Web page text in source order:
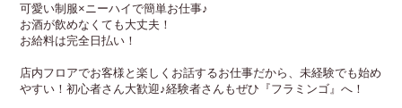
可愛い制服×ニーハイで簡単お仕事♪
お酒が飲めなくても大丈夫！
お給料は完全日払い！
店内フロアでお客様と楽しくお話するお仕事だから、未経験でも始め
やすい！初心者さん大歓迎♪経験者さんもぜひ『フラミンゴ』へ！